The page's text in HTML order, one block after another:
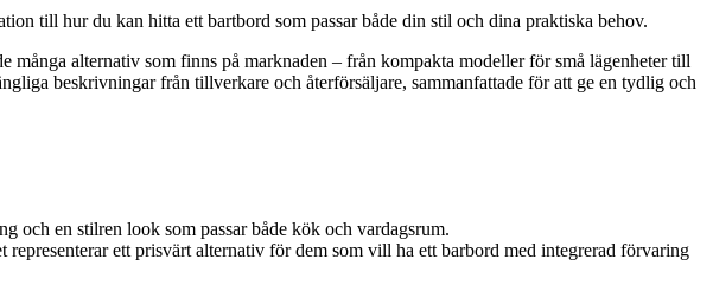
till hur du kan hitta ett bartbord som passar både din stil och dina praktiska behov.
alternativ som finns på marknaden – från kompakta modeller för små lägenheter till
beskrivningar från tillverkare och återförsäljare, sammanfattade för att ge en tydlig och
en stilren look som passar både kök och vardagsrum.
ett prisvärt alternativ för dem som vill ha ett barbord med integrerad förvaring